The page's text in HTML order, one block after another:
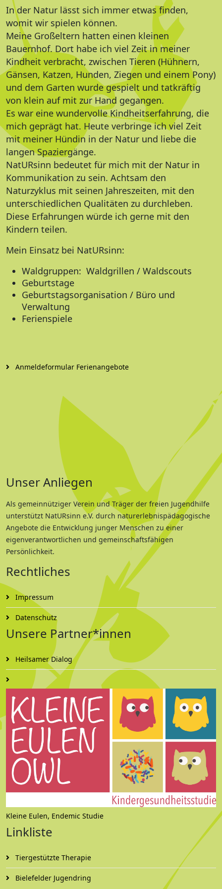
In der Natur lässt sich immer etwas finden,
womit wir spielen können.
Meine Großeltern hatten einen kleinen
Bauernhof. Dort habe ich viel Zeit in meiner
Kindheit verbracht, zwischen Tieren (Hühnern,
Gänsen, Katzen, Hunden, Ziegen und einem Pony)
und dem Garten wurde gespielt und tatkräftig
von klein auf mit zur Hand gegangen.
Es war eine wundervolle Kindheitserfahrung, die
mich geprägt hat. Heute verbringe ich viel Zeit
mit meiner Hündin in der Natur und liebe die
langen Spaziergänge.
NatURsinn bedeutet für mich mit der Natur in
Kommunikation zu sein. Achtsam den
Naturzyklus mit seinen Jahreszeiten, mit den
unterschiedlichen Qualitäten zu durchleben.
Diese Erfahrungen würde ich gerne mit den
Kindern teilen.
Mein Einsatz bei NatURsinn:
Waldgruppen: Waldgrillen / Waldscouts
Geburtstage
Geburtstagsorganisation / Büro und
Verwaltung
Ferienspiele
Anmeldeformular Ferienangebote
Unser Anliegen
Als gemeinnütziger Verein und Träger der freien Jugendhilfe
unterstützt NatURsinn e.V. durch naturerlebnispädagogische
Angebote die Entwicklung junger Menschen zu einer
eigenverantwortlichen und gemeinschaftsfähigen
Persönlichkeit.
Rechtliches
Impressum
Datenschutz
Unsere Partner*innen
Heilsamer Dialog
Kleine Eulen, Endemic Studie
Linkliste
Tiergestützte Therapie
Bielefelder Jugendring